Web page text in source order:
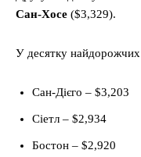
Сан-Хосе ($3,329).
У десятку
Сан-Дієго – $3,203
Сіетл – $2,934
Бостон – $2,920